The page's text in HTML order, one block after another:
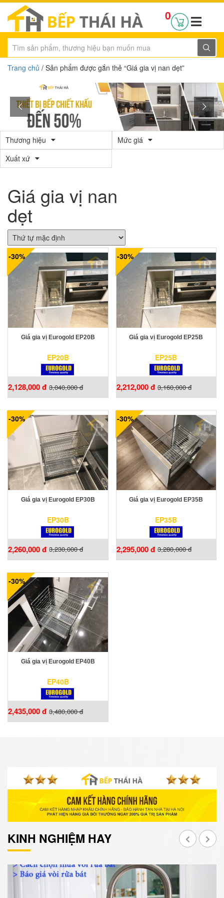
0
Trang chủ / Sản phẩm được gắn thẻ “Giá gia vị nan dẹt”
Thương hiệu
Mức giá
Xuất xứ
Giá gia vị nan
dẹt
-30%
Giá gia vị Eurogold EP20B
EP20B
2,128,000 đ 3,040,000 đ
-30%
Giá gia vị Eurogold EP25B
EP25B
2,212,000 đ 3,160,000 đ
-30%
Giá gia vị Eurogold EP30B
EP30B
2,260,000 đ 3,230,000 đ
-30%
Giá gia vị Eurogold EP35B
EP35B
2,295,000 đ 3,280,000 đ
-30%
Giá gia vị Eurogold EP40B
EP40B
2,435,000 đ 3,480,000 đ
KINH NGHIỆM HAY